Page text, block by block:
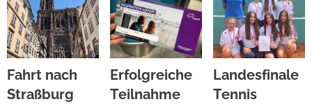
Fahrt nach
Straßburg
Erfolgreiche
Teilnahme
Landesfinale
Tennis